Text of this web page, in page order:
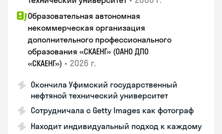
Образовательная автономная
некоммерческая организация
дополнительного профессионального
образования «СКАЕНГ» (ОАНО ДПО
«СКАЕНГ») • 2026 г.
Окончила Уфимский государственный
нефтяной технический университет
Сотрудничала с Getty Images как фотограф
Находит индивидуальный подход к каждому